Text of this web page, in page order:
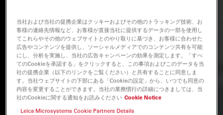
当社および当社の提携企業はクッキーおよびその他のトラッキング技術、お
客様の連絡先情報など、お客様が直接当社に提供するデータの一部を使用し
てこれらやその他のウェブサイトとのやり取りに基づき、お客様に合わせた
広告やコンテンツを提供し、ソーシャルメディアでのコンテンツ共有を可能
にし、分析を実施し、当社の広告キャンペーンの効果を測定します。「すべ
てのCookieを承認する」をクリックすると、この事項およびこのデータを当
社の提携企業（以下のリンクをご覧ください）と共有することに同意しま
す。当社ウェブサイトの下部にある「Cookieの設定」から、いつでも同意の
内容を変更することができます。当社の業務慣行の詳細につきましては、当
社のCookieに関する通知をお読みください Cookie Notice
Leica Microsystems Cookie Partners Details